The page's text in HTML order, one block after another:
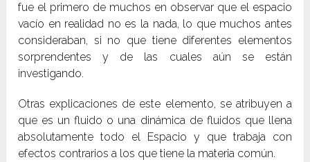
fue el primero de muchos en observar que el espacio
vacío en realidad no es la nada, lo que muchos antes
consideraban, si no que tiene diferentes elementos
sorprendentes y de las cuales aún se están
investigando.
Otras explicaciones de este elemento, se atribuyen a
que es un fluido o una dinámica de fluidos que llena
absolutamente todo el Espacio y que trabaja con
efectos contrarios a los que tiene la materia común.